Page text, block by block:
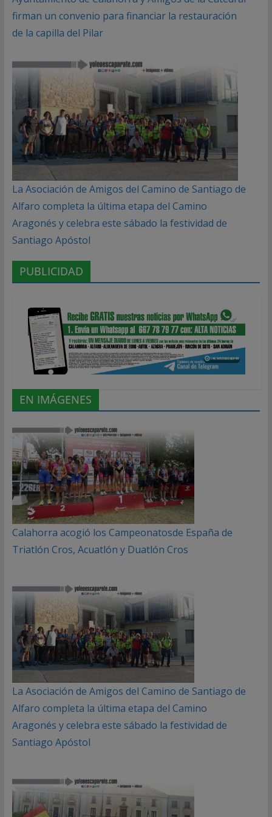
firman un convenio para financiar la restauración
de la capilla del Pilar
La Asociación de Amigos del Camino de Santiago de
Alfaro completa la última etapa del Camino
Aragonés y celebra este sábado la festividad de
Santiago Apóstol
PUBLICIDAD
EN IMÁGENES
Calahorra acogió los Campeonatosde España de
Triatlón Cros, Acuatlón y Duatlón Cros
La Asociación de Amigos del Camino de Santiago de
Alfaro completa la última etapa del Camino
Aragonés y celebra este sábado la festividad de
Santiago Apóstol